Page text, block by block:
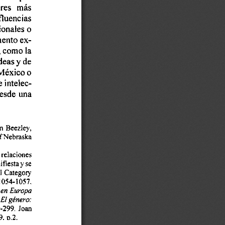
más
o
ex-
como la
y de
o
inteiec-
una
Beezley,
Nebraska
relaciones
y se
Category
1057.
en Europa
El gdnero:
Joan
0.2.